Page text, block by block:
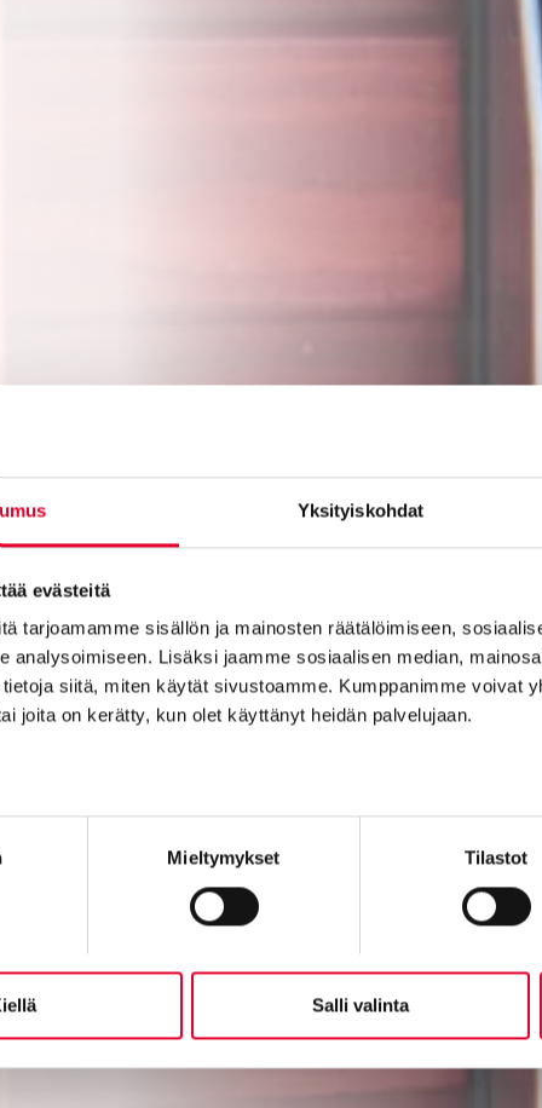
Yksityiskohdat
evästeitä
tarjoamamme sisällön ja mainosten räätälöimiseen,
analysoimiseen. Lisäksi jaamme sosiaalisen median,
siitä, miten käytät sivustoamme. Kumppanimme voivat
joita on kerätty, kun olet käyttänyt heidän palvelujaan.
Mieltymykset Tilastot
Salli valinta